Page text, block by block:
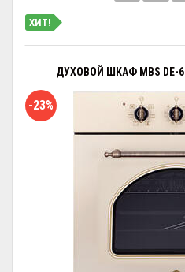
ХИТ!
ДУХОВОЙ ШКАФ MBS DE-
-23%